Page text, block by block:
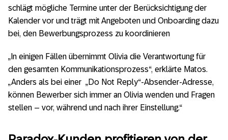
schlägt mögliche Termine unter der Berücksichtigung der
Kalender vor und trägt mit Angeboten und Onboarding dazu
bei, den Bewerbungsprozess zu koordinieren
„In einigen Fällen übernimmt Olivia die Verantwortung für
den gesamten Kommunikationsprozess“, erklärte Matos.
„Anders als bei einer „Do Not Reply“-Absender-Adresse,
können Bewerber sich immer an Olivia wenden und Fragen
stellen – vor, während und nach ihrer Einstellung.“